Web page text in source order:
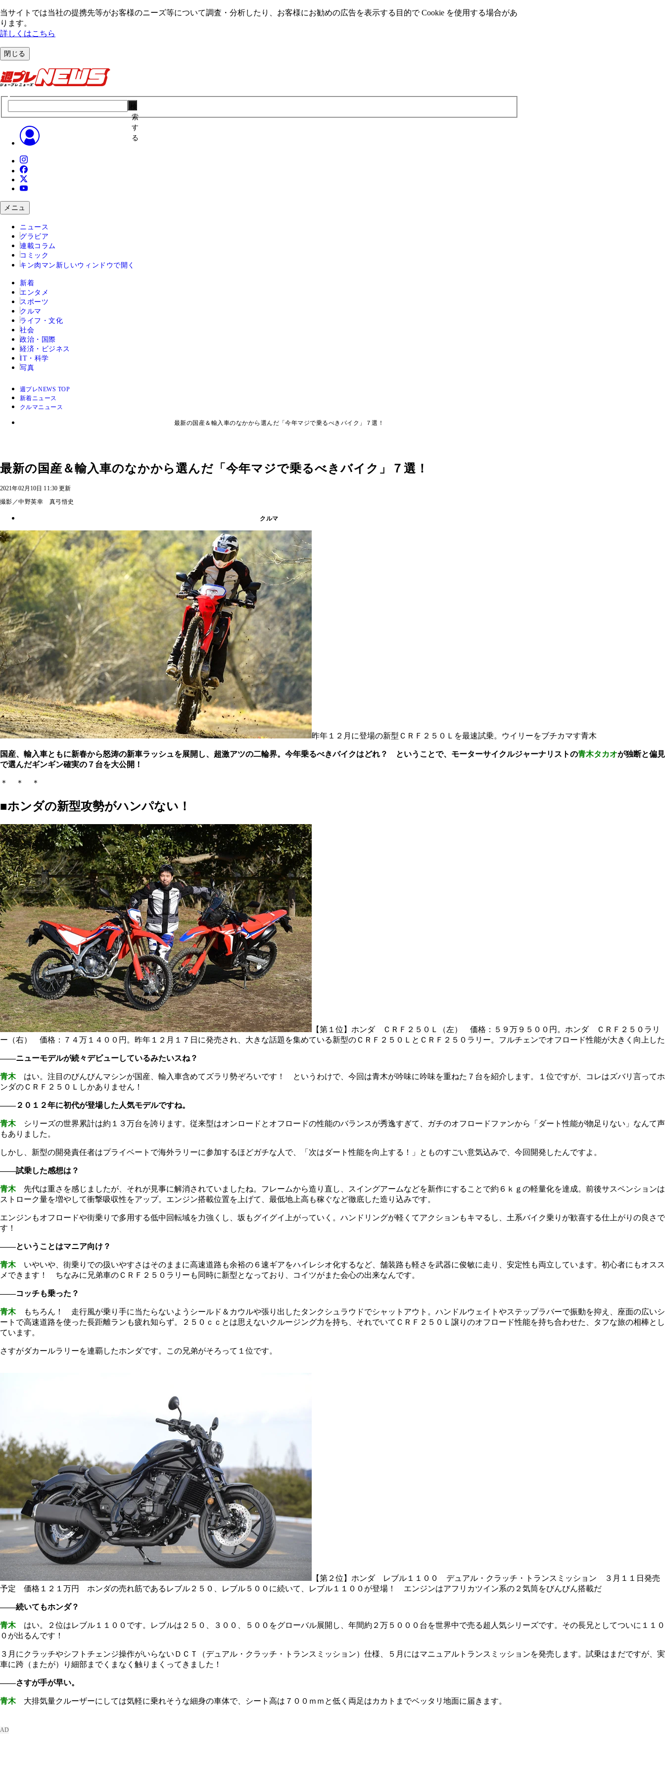
当サイトでは当社の提携先等がお客様のニーズ等について調査・分析したり、お客様にお勧めの広告を表⽰する⽬的で Cookie を使⽤する場合があ
ります。
詳しくはこちら
閉じる
索
す
る
メニュ
ニュース
グラビア
連載コラム
コミック
キン肉マン 新しいウィンドウで開く
新着
エンタメ
スポーツ
クルマ
ライフ・文化
社会
政治・国際
経済・ビジネス
IT・科学
写真
週プレNEWS TOP
新着ニュース
クルマニュース
最新の国産＆輸入車のなかから選んだ「今年マジで乗るべきバイク」７選！
最新の国産＆輸入車のなかから選んだ「今年マジで乗るべきバイク」７選！
2021年02月10日 11:30 更新
撮影／中野英幸 真弓悟史
クルマ
昨年１２月に登場の新型ＣＲＦ２５０Ｌを最速試乗。ウイリーをブチカマす青木
国産、輸入車ともに新春から怒涛の新車ラッシュを展開し、超激アツの二輪界。今年乗るべきバイクはどれ？ ということで、モーターサイクルジャーナリストの青木タカオが独断と偏見
で選んだギンギン確実の７台を大公開！
＊ ＊ ＊
■ホンダの新型攻勢がハンパない！
【第１位】ホンダ ＣＲＦ２５０Ｌ（左） 価格：５９万９５００円。ホンダ ＣＲＦ２５０ラリ
ー（右） 価格：７４万１４００円。昨年１２月１７日に発売され、大きな話題を集めている新型のＣＲＦ２５０ＬとＣＲＦ２５０ラリー。フルチェンでオフロード性能が大きく向上した
――ニューモデルが続々デビューしているみたいスね？
青木はい。注目のびんびんマシンが国産、輸入車含めてズラリ勢ぞろいです！ というわけで、今回は青木が吟味に吟味を重ねた７台を紹介します。１位ですが、コレはズバリ言ってホ
ンダのＣＲＦ２５０Ｌしかありません！
――２０１２年に初代が登場した人気モデルですね。
青木シリーズの世界累計は約１３万台を誇ります。従来型はオンロードとオフロードの性能のバランスが秀逸すぎて、ガチのオフロードファンから「ダート性能が物足りない」なんて声
もありました。
しかし、新型の開発責任者はプライベートで海外ラリーに参加するほどガチな人で、「次はダート性能を向上する！」とものすごい意気込みで、今回開発したんですよ。
――試乗した感想は？
青木先代は重さを感じましたが、それが見事に解消されていましたね。フレームから造り直し、スイングアームなどを新作にすることで約６ｋｇの軽量化を達成。前後サスペンションは
ストローク量を増やして衝撃吸収性をアップ。エンジン搭載位置を上げて、最低地上高も稼ぐなど徹底した造り込みです。
エンジンもオフロードや街乗りで多用する低中回転域を力強くし、坂もグイグイ上がっていく。ハンドリングが軽くてアクションもキマるし、土系バイク乗りが歓喜する仕上がりの良さで
す！
――ということはマニア向け？
青木いやいや、街乗りでの扱いやすさはそのままに高速道路も余裕の６速ギアをハイレシオ化するなど、舗装路も軽さを武器に俊敏に走り、安定性も両立しています。初心者にもオスス
メできます！ ちなみに兄弟車のＣＲＦ２５０ラリーも同時に新型となっており、コイツがまた会心の出来なんです。
――コッチも乗った？
青木もちろん！ 走行風が乗り手に当たらないようシールド＆カウルや張り出したタンクシュラウドでシャットアウト。ハンドルウェイトやステップラバーで振動を抑え、座面の広いシ
ートで高速道路を使った長距離ランも疲れ知らず。２５０ｃｃとは思えないクルージング力を持ち、それでいてＣＲＦ２５０Ｌ譲りのオフロード性能を持ち合わせた、タフな旅の相棒とし
ています。
さすがダカールラリーを連覇したホンダです。この兄弟がそろって１位です。
【第２位】ホンダ レブル１１００ デュアル・クラッチ・トランスミッション ３月１１日発売
予定 価格１２１万円 ホンダの売れ筋であるレブル２５０、レブル５００に続いて、レブル１１００が登場！ エンジンはアフリカツイン系の２気筒をびんびん搭載だ
――続いてもホンダ？
青木はい。２位はレブル１１００です。レブルは２５０、３００、５００をグローバル展開し、年間約２万５０００台を世界中で売る超人気シリーズです。その長兄としてついに１１０
０が出るんです！
３月にクラッチやシフトチェンジ操作がいらないＤＣＴ（デュアル・クラッチ・トランスミッション）仕様、５月にはマニュアルトランスミッションを発売します。試乗はまだですが、実
車に跨（またが）り細部までくまなく触りまくってきました！
――さすが手が早い。
青木大排気量クルーザーにしては気軽に乗れそうな細身の車体で、シート高は７００ｍｍと低く両足はカカトまでベッタリ地面に届きます。